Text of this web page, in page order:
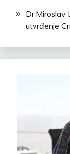
Dr Miroslav
utvrđenje